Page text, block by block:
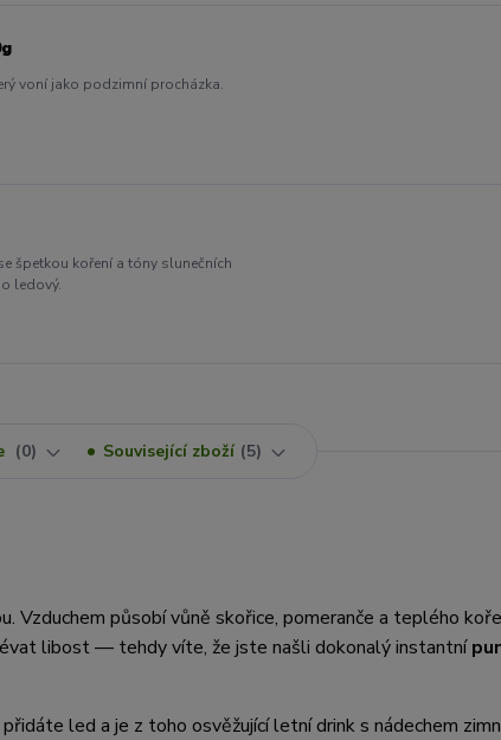
voní jako podzimní procházka.
špetkou koření a tóny slunečních
ledový.
0 Související zboží 5
Vzduchem působí vůně skořice, pomeranče a teplého
libost — tehdy víte, že jste našli dokonalý instantní
led a je z toho osvěžující letní drink s nádechem